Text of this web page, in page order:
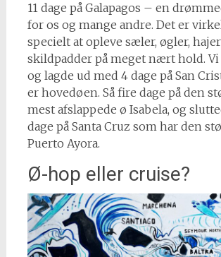
11 dage på Galapagos – en
for os og mange andre. Det er
specielt at opleve sæler, øgler,
skildpadder på meget nært hold.
og lagde ud med 4 dage på San
er hovedøen. Så fire dage på den
mest afslappede ø Isabela, og
dage på Santa Cruz som har den
Puerto Ayora.
Ø-hop eller cruise?